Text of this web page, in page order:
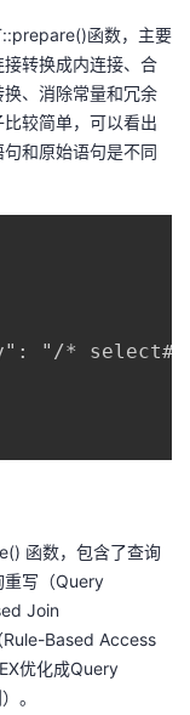
函数，主要
转换成内连接、合
、消除常量和冗余
较简单，可以看出
和原始语句是不同
"/*
函数，包含了查询
重写（Query
Join
Based Access
优化成Query
。